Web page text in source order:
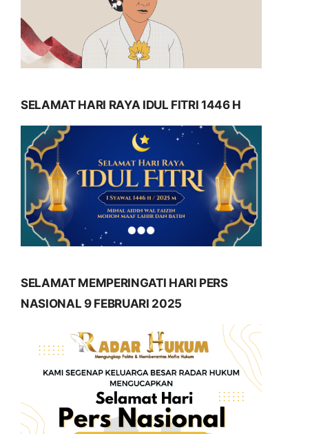
SELAMAT HARI RAYA IDUL FITRI 1446 H
SELAMAT MEMPERINGATI HARI PERS
NASIONAL 9 FEBRUARI 2025